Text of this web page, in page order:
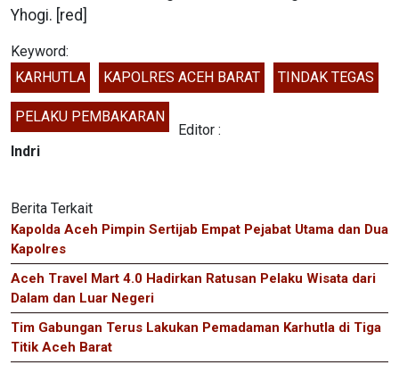
Yhogi. [red]
Keyword:
KARHUTLA
KAPOLRES ACEH BARAT TINDAK TEGAS
PELAKU PEMBAKARAN
Editor :
Indri
Berita Terkait
Kapolda Aceh Pimpin Sertijab Empat Pejabat Utama dan Dua
Kapolres
Aceh Travel Mart 4.0 Hadirkan Ratusan Pelaku Wisata dari
Dalam dan Luar Negeri
Tim Gabungan Terus Lakukan Pemadaman Karhutla di Tiga
Titik Aceh Barat